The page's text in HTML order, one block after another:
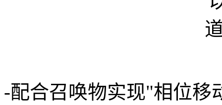
-配合召唤物实现"相位移